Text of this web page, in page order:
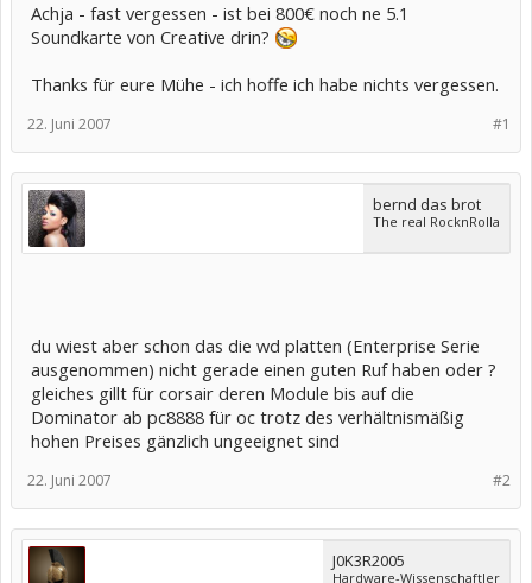
Achja - fast vergessen - ist bei 800€ noch ne 5.1
Soundkarte von Creative drin?
Thanks für eure Mühe - ich hoffe ich habe nichts vergessen.
#1
22. Juni 2007
bernd das brot
The real RocknRolla
du wiest aber schon das die wd platten (Enterprise Serie
ausgenommen) nicht gerade einen guten Ruf haben oder ?
gleiches gillt für corsair deren Module bis auf die
Dominator ab pc8888 für oc trotz des verhältnismäßig
hohen Preises gänzlich ungeeignet sind
#2
22. Juni 2007
J0K3R2005
Hardware-Wissenschaftler